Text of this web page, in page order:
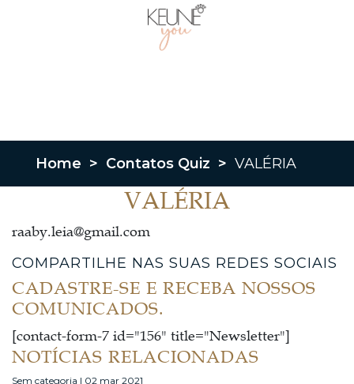
Home > Contatos Quiz > VALÉRIA
VALÉRIA
raaby.leia@gmail.com
COMPARTILHE NAS SUAS REDES SOCIAIS
CADASTRE-SE E RECEBA NOSSOS
COMUNICADOS.
[contact-form-7 id="156" title="Newsletter"]
NOTÍCIAS RELACIONADAS
Sem categoria | 02 mar 2021